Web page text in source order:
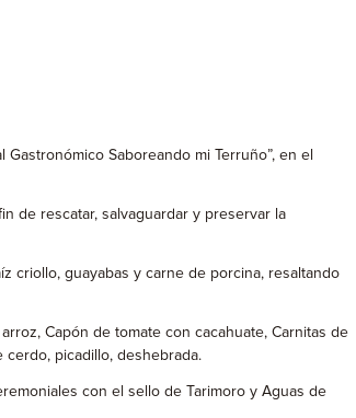
Saboreando mi Terruño”, en el
de rescatar, salvaguardar y preservar la
criollo, guayabas y carne de porcina, resaltando
Capón de tomate con cacahuate, Carnitas de
picadillo, deshebrada.
con el sello de Tarimoro y Aguas de